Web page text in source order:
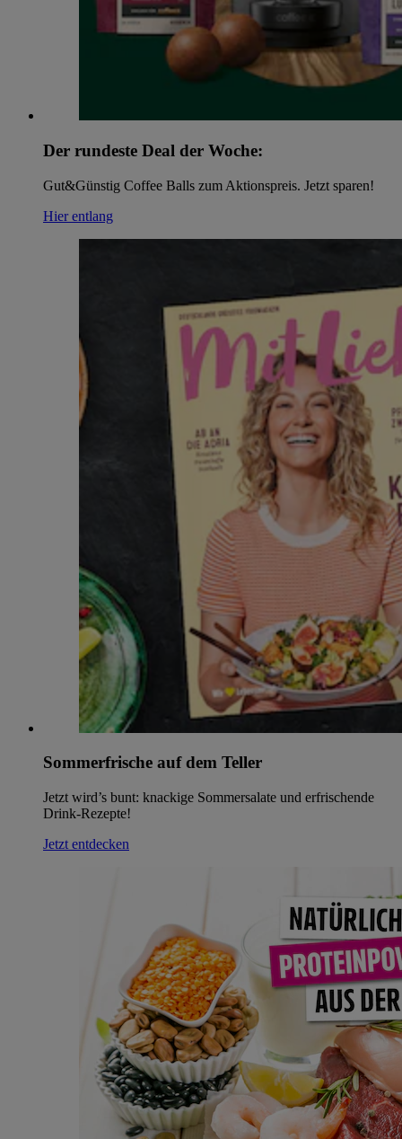
Der rundeste Deal der Woche:
Gut&Günstig Coffee Balls zum Aktionspreis. Jetzt sparen!
Hier entlang
Sommerfrische auf dem Teller
Jetzt wird’s bunt: knackige Sommersalate und erfrischende
Drink-Rezepte!
Jetzt entdecken